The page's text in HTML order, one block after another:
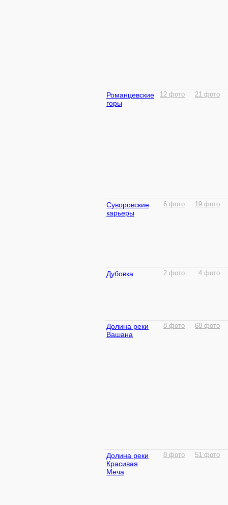
Романцевские
горы
12 фото 21 фото
Суворовские
карьеры
6 фото 19 фото
Дубовка 2 фото 4 фото
Долина реки
Вашана
8 фото 68 фото
Долина реки
Красивая
Меча
8 фото 51 фото